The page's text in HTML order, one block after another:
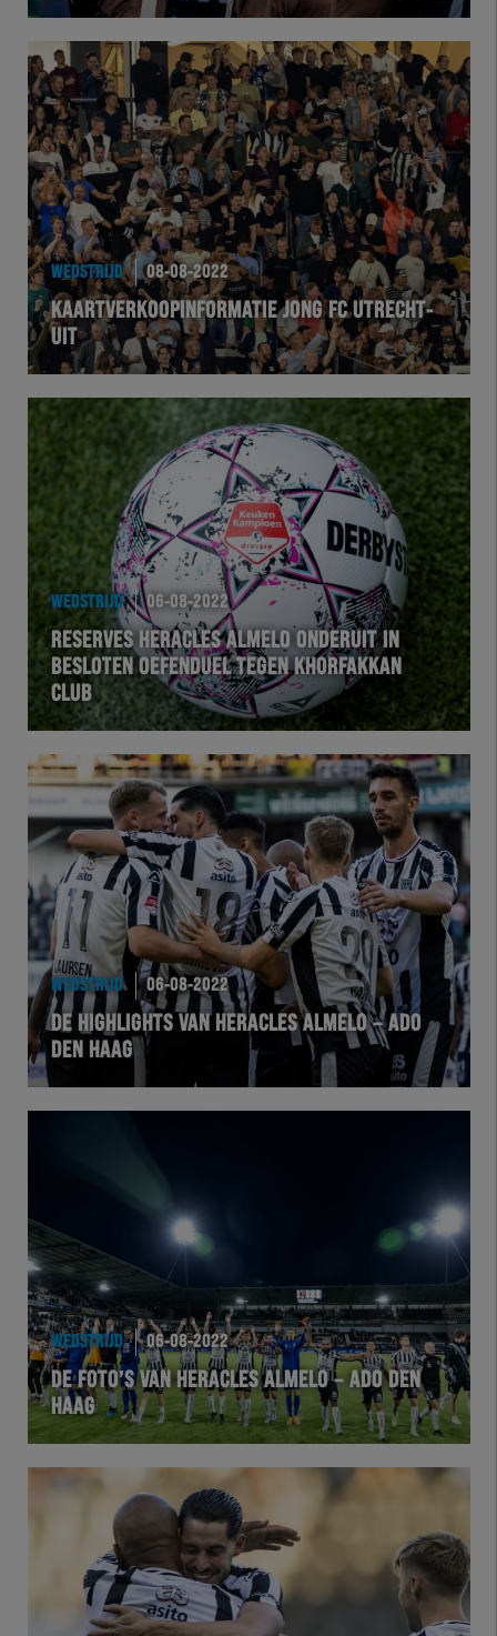
WEDSTRIJD 08-08-2022
KAARTVERKOOPINFORMATIE JONG FC UTRECHT-
UIT
WEDSTRIJD 06-08-2022
RESERVES HERACLES ALMELO ONDERUIT IN
BESLOTEN OEFENDUEL TEGEN KHORFAKKAN
CLUB
WEDSTRIJD 06-08-2022
DE HIGHLIGHTS VAN HERACLES ALMELO – ADO
DEN HAAG
WEDSTRIJD 06-08-2022
DE FOTO’S VAN HERACLES ALMELO – ADO DEN
HAAG